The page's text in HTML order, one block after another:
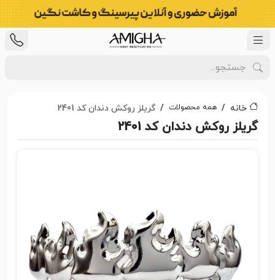
خانه همه محصولات گریلز روکش دندان کد 2401
گریلز روکش دندان کد 2401